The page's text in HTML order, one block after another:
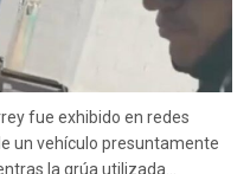
fue exhibido en redes
un vehículo presuntamente
la grúa utilizada...